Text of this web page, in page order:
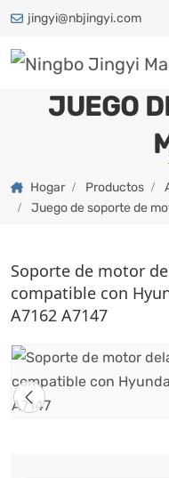
jingyi@nbjingyi.com
JUEGO
Hogar Productos
Juego de soporte de
Soporte de motor
compatible con
A7162 A7147